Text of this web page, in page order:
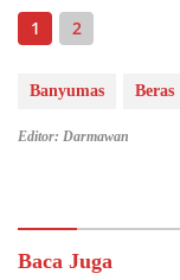
1
2
Banyumas Beras
Editor: Darmawan
Baca Juga